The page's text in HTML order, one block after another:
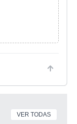
VER TODAS